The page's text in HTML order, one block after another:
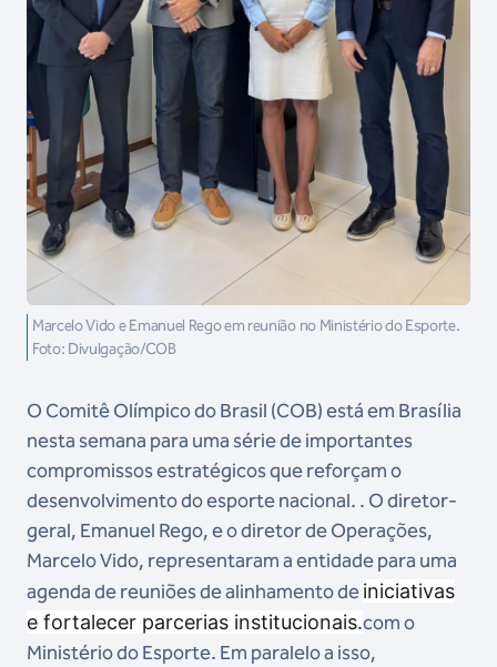
Marcelo Vido e Emanuel Rego em reunião no Ministério do Esporte.
Foto: Divulgação/COB
O Comitê Olímpico do Brasil (COB) está em Brasília
nesta semana para uma série de importantes
compromissos estratégicos que reforçam o
desenvolvimento do esporte nacional. . O diretor-
geral, Emanuel Rego, e o diretor de Operações,
Marcelo Vido, representaram a entidade para uma
agenda de reuniões de alinhamento deiniciativas
e fortalecer parcerias institucionais.com o
Ministério do Esporte. Em paralelo a isso,